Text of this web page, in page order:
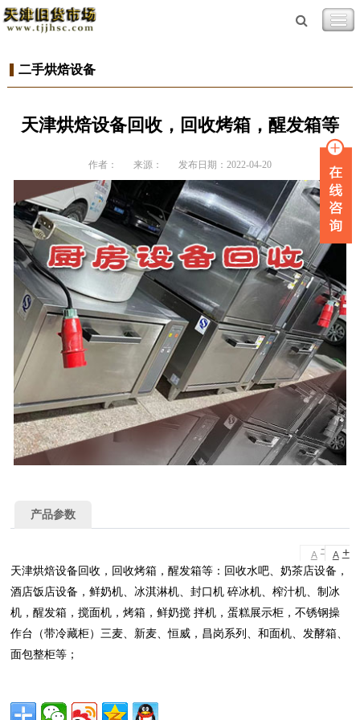
二手烘焙设备
天津烘焙设备回收，回收烤箱，醒发箱等
作者： 来源： 发布日期：2022-04-20
产品参数
A - A +
天津烘焙设备回收，回收烤箱，醒发箱等：回收水吧、奶茶店设备，
酒店饭店设备，鲜奶机、冰淇淋机、封口机 碎冰机、榨汁机、制冰
机，醒发箱，搅面机，烤箱，鲜奶搅 拌机，蛋糕展示柜，不锈钢操
作台（带冷藏柜）三麦、新麦、恒威，昌岗系列、和面机、发酵箱、
面包整柜等；